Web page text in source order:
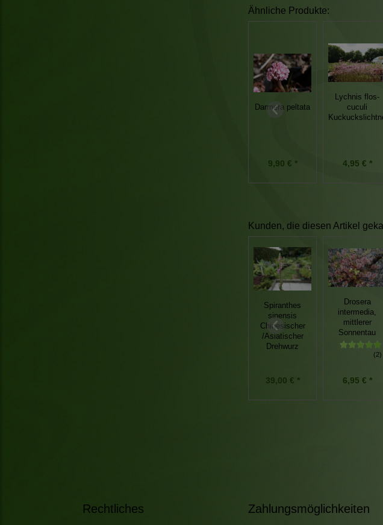
Ähnliche Produkte:
Darmera peltata
9,90 € *
Lychnis flos-
cuculi
4,95 € *
Kunden, die diesen Artikel
Spiranthes
sinensis
Chinesischer
/Asiatischer
Drehwurz
39,00 € *
Drosera
intermedia,
mittlerer
Sonnentau
(2)
6,95 € *
Rechtliches Zahlungsmöglichkeiten